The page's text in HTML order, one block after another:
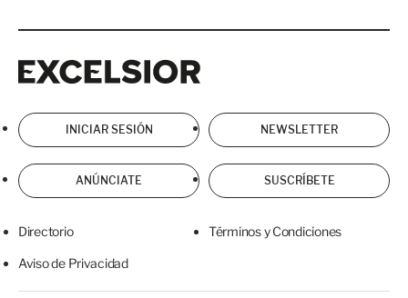
INICIAR SESIÓN NEWSLETTER
ANÚNCIATE SUSCRÍBETE
Directorio Términos y Condiciones
Aviso de Privacidad